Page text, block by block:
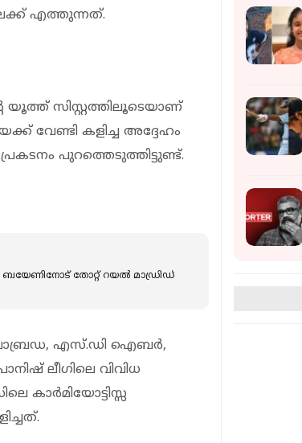
എത്തുന്നത്.
യൂത്ത് സിസ്റ്റത്തിലൂടെയാണ്
വേണ്ടി കളിച്ച അദ്ദേഹം
പുറത്തെടുത്തിട്ടുണ്ട്.
ബയേണിനോട് തോറ്റ് റയൽ മാഡ്രിഡ്
എസ്.ഡി ഐബർ,
ലീഗിലെ വിവിധ
കാർമിയോട്ടിസ്സ